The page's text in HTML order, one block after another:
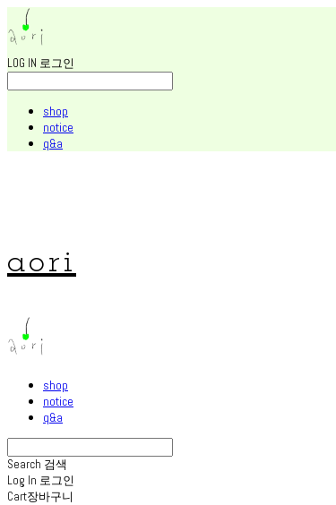
LOG IN 로그인
shop
notice
q&a
aori
shop
notice
q&a
Search 검색
Log In 로그인
Cart장바구니